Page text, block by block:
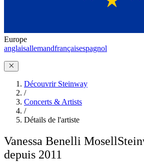
Europe
anglaisallemandfrançaisespagnol
Découvrir Steinway
/
Concerts & Artists
/
Détails de l'artiste
Vanessa Benelli Mosell
depuis 2011